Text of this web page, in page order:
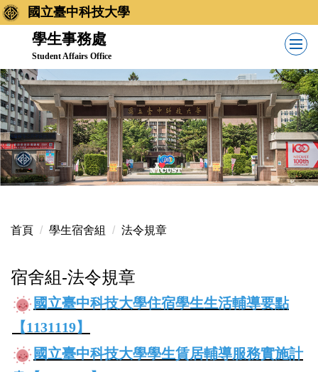
跳
到
內
容
區
國立臺中科技大學
學生事務處
Student Affairs Office
首頁 學生宿舍組 法令規章
宿舍組-法令規章
國立臺中科技大學住宿學生生活輔導要點
【1131119】
國立臺中科技大學學生賃居輔導服務實施計